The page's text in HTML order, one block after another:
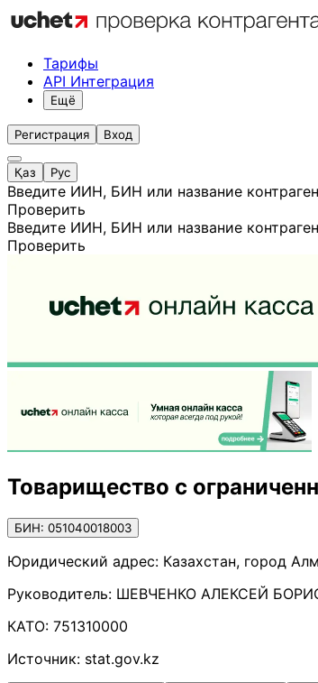
Тарифы
API Интеграция
Ещё
Регистрация Вход
Қаз Рус
Введите ИИН, БИН или название
Проверить
Введите ИИН, БИН или название
Проверить
Товарищество с
БИН: 051040018003
Юридический адрес: Казахстан, город
Руководитель: ШЕВЧЕНКО АЛЕКСЕЙ
КАТО: 751310000
Источник: stat.gov.kz